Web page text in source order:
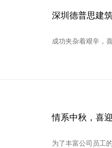
深圳德普思建
成功夹杂着艰辛，
情系中秋，喜
为了丰富公司员工